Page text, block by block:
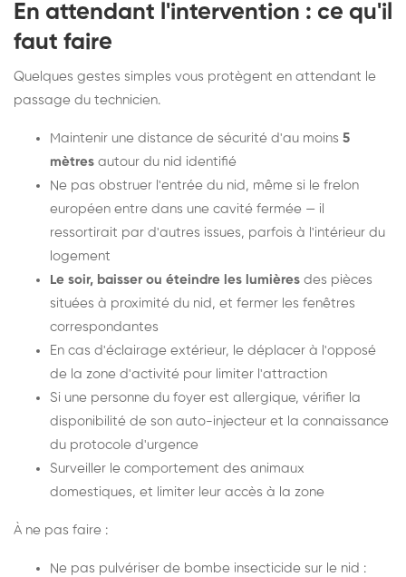
En attendant l'intervention : ce qu'il
faut faire
Quelques gestes simples vous protègent en attendant le
passage du technicien.
Maintenir une distance de sécurité d'au moins 5
mètres autour du nid identifié
Ne pas obstruer l'entrée du nid, même si le frelon
européen entre dans une cavité fermée — il
ressortirait par d'autres issues, parfois à l'intérieur du
logement
Le soir, baisser ou éteindre les lumières des pièces
situées à proximité du nid, et fermer les fenêtres
correspondantes
En cas d'éclairage extérieur, le déplacer à l'opposé
de la zone d'activité pour limiter l'attraction
Si une personne du foyer est allergique, vérifier la
disponibilité de son auto-injecteur et la connaissance
du protocole d'urgence
Surveiller le comportement des animaux
domestiques, et limiter leur accès à la zone
À ne pas faire :
Ne pas pulvériser de bombe insecticide sur le nid :